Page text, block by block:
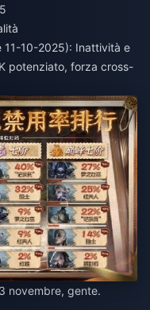
11-10-2025): Inattività e
potenziato, forza cross-
novembre, gente.